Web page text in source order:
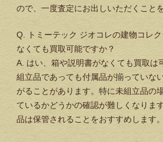
ので、一度査定にお出しいただくこと
Q. トミーテック ジオコレの建物コレ
なくても買取可能ですか？
A. はい、箱や説明書がなくても買取は
組立品であっても付属品が揃っていな
がることがあります。特に未組立品の
ているかどうかの確認が難しくなりま
品は保管されることをおすすめします。